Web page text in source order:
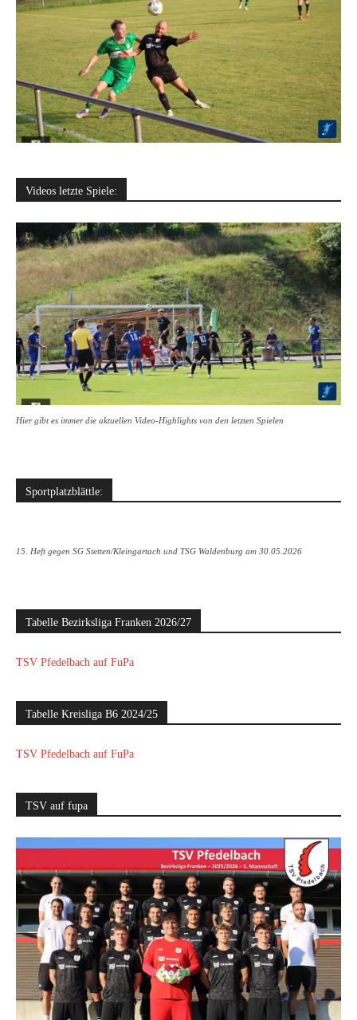
Videos letzte Spiele:
Hier gibt es immer die aktuellen Video-Highlights von den letzten Spielen
Sportplatzblättle:
15. Heft gegen SG Stetten/Kleingartach und TSG Waldenburg am 30.05.2026
Tabelle Bezirksliga Franken 2026/27
TSV Pfedelbach auf FuPa
Tabelle Kreisliga B6 2024/25
TSV Pfedelbach auf FuPa
TSV auf fupa